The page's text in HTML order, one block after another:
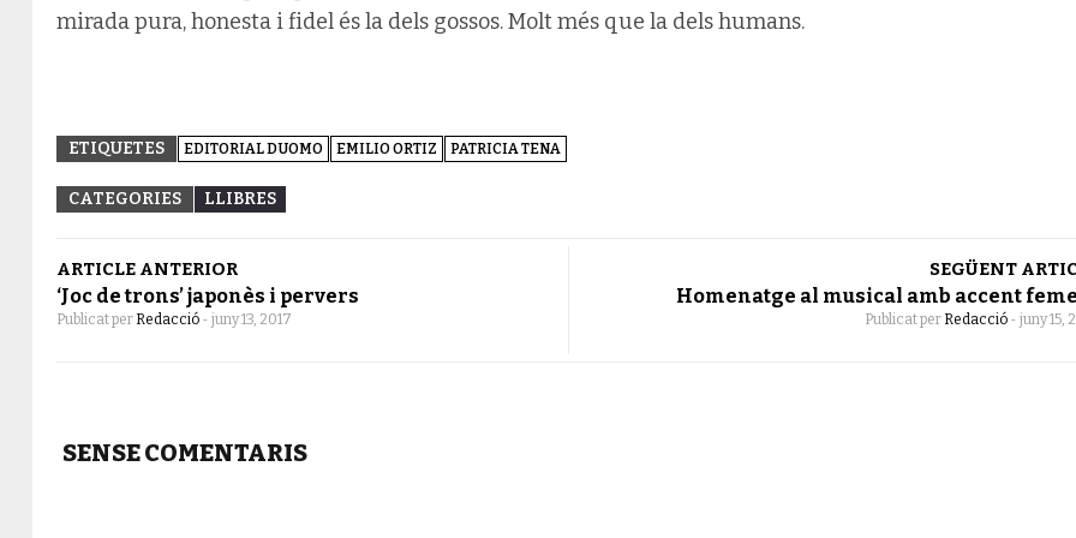
mirada pura, honesta i fidel és la dels gossos. Molt més que la dels humans.
ETIQUETES EDITORIAL DUOMO EMILIO ORTIZ PATRICIA TENA
CATEGORIES LLIBRES
ARTICLE ANTERIOR
‘Joc de trons’ japonès i pervers
Publicat per Redacció - juny 13, 2017
SEGÜENT
Homenatge al musical amb accent
Publicat per Redacció - juny 15,
SENSE COMENTARIS